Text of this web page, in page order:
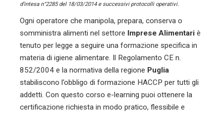
d’intesa n°2285 del 18/03/2014 e successivi protocolli operativi.
Ogni operatore che manipola, prepara, conserva o
somministra alimenti nel settore Imprese Alimentari è
tenuto per legge a seguire una formazione specifica in
materia di igiene alimentare. Il Regolamento CE n.
852/2004 e la normativa della regione Puglia
stabiliscono l’obbligo di formazione HACCP per tutti gli
addetti. Con questo corso e-learning puoi ottenere la
certificazione richiesta in modo pratico, flessibile e